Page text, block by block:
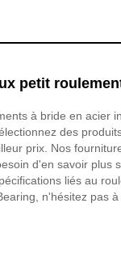
petit
à bride en acier
des
prix. Nos
d'en savoir plus
liés au
n'hésitez pas à